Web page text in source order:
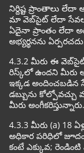
నిర్దిష్ట ప్రాంతాలు
మా వెబ్‌సైట్ లేదా
ఏదైనా ప్రాంతం లేదా
అభ్యర్థనను
4.3.2 మీరు ఈ
రిస్క్‌లో ఉందని మీరు
ఇక్కడ
డబ్బును కోల్పోవచ్చు
మీరు
4.3.3 మీరు (a) 18
అధికార పరిధిలో
కంటే ఎక్కువ;